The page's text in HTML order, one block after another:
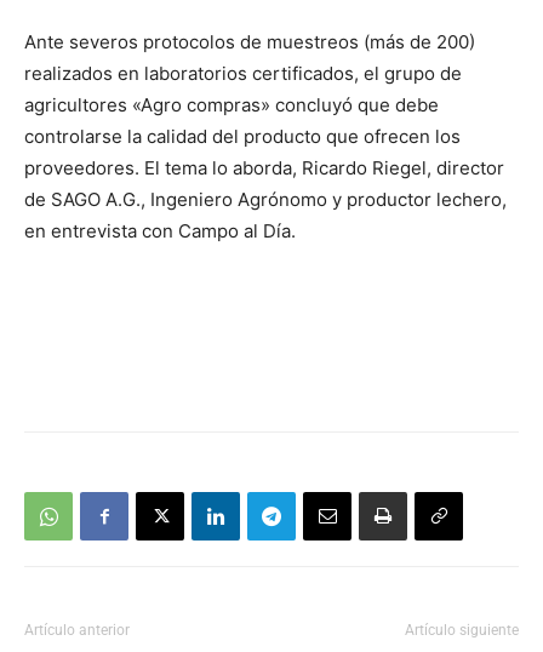
Ante severos protocolos de muestreos (más de 200)
realizados en laboratorios certificados, el grupo de
agricultores «Agro compras» concluyó que debe
controlarse la calidad del producto que ofrecen los
proveedores. El tema lo aborda, Ricardo Riegel, director
de SAGO A.G., Ingeniero Agrónomo y productor lechero,
en entrevista con Campo al Día.
Artículo anterior Artículo siguiente